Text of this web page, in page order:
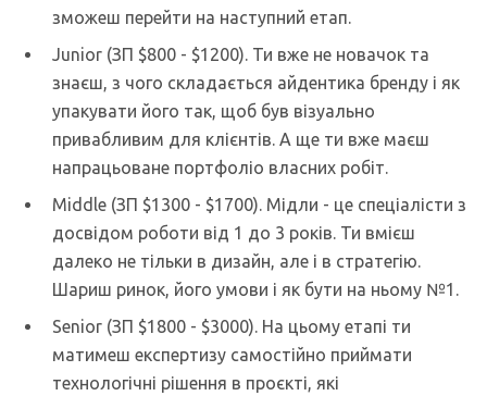
зможеш перейти на наступний етап.
Junior (ЗП $800 - $1200). Ти вже не новачок та
знаєш, з чого складається айдентика бренду і як
упакувати його так, щоб був візуально
привабливим для клієнтів. А ще ти вже маєш
напрацьоване портфоліо власних робіт.
Middle (ЗП $1300 - $1700). Мідли - це спеціалісти з
досвідом роботи від 1 до 3 років. Ти вмієш
далеко не тільки в дизайн, але і в стратегію.
Шариш ринок, його умови і як бути на ньому №1.
Senior (ЗП $1800 - $3000). На цьому етапі ти
матимеш експертизу самостійно приймати
технологічні рішення в проєкті, які